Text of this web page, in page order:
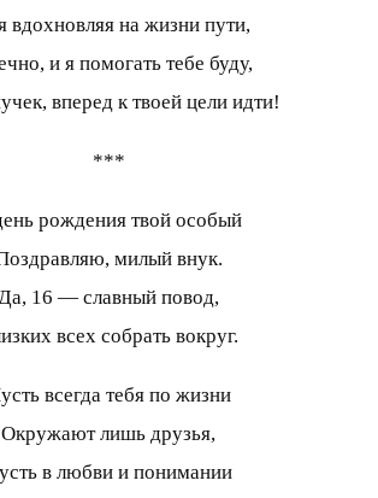
вдохновляя на жизни пути,
и я помогать тебе буду,
вперед к твоей цели идти!
***
рождения твой особый
милый внук.
16 — славный повод,
всех собрать вокруг.
всегда тебя по жизни
Окружают лишь друзья,
в любви и понимании